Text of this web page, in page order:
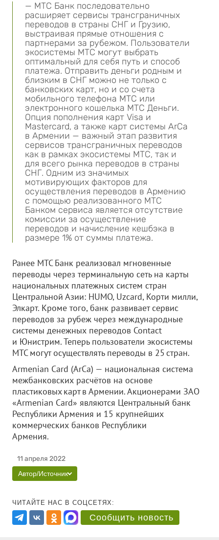
— МТС Банк последовательно
расширяет сервисы трансграничных
переводов в страны СНГ и Грузию,
выстраивая прямые отношения с
партнерами за рубежом. Пользователи
экосистемы МТС могут выбрать
оптимальный для себя путь и способ
платежа. Отправить деньги родным и
близким в СНГ можно не только с
банковских карт, но и со счета
мобильного телефона МТС или
электронного кошелька МТС Деньги.
Опция пополнения карт Visa и
Mastercard, а также карт системы ArCa
в Армении — важный этап развития
сервисов трансграничных переводов
как в рамках экосистемы МТС, так и
для всего рынка переводов в страны
СНГ. Одним из значимых
мотивирующих факторов для
осуществления переводов в Армению
с помощью реализованного МТС
Банком сервиса является отсутствие
комиссии за осуществление
переводов и начисление кешбэка в
размере 1% от суммы платежа.
Ранее МТС Банк реализовал мгновенные
переводы через терминальную сеть на карты
национальных платежных систем стран
Центральной Азии: HUMO, Uzcard, Корти милли,
Элкарт. Кроме того, банк развивает сервис
переводов за рубеж через международные
системы денежных переводов Contact
и Юнистрим. Теперь пользователи экосистемы
МТС могут осуществлять переводы в 25 стран.
Armenian Card (ArCa) — национальная система
межбанковских расчётов на основе
пластиковых карт в Армении. Акционерами ЗАО
«Armenian Card» являются Центральный банк
Республики Армения и 15 крупнейших
коммерческих банков Республики
Армения.
11 апреля 2022
Автор/Источник
ЧИТАЙТЕ НАС В СОЦСЕТЯХ:
Сообщить новость